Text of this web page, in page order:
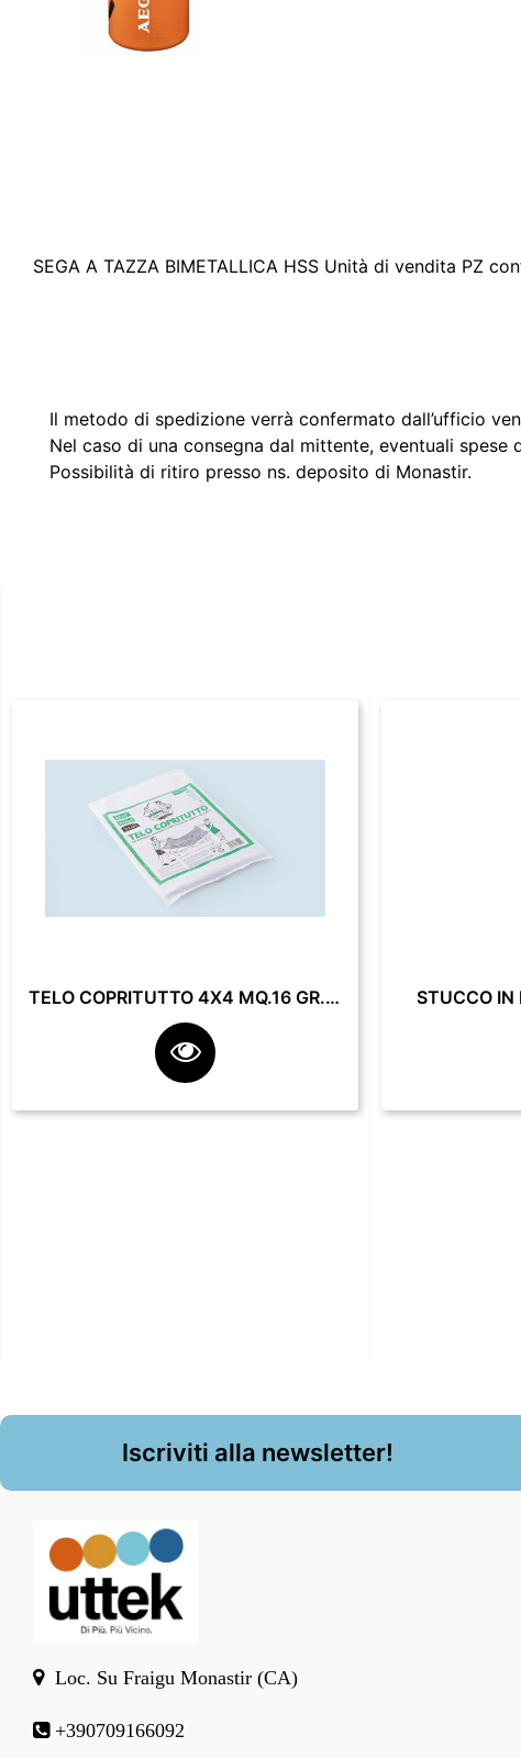
SEGA A TAZZA BIMETALLICA HSS Unità di vendita PZ
Il metodo di spedizione verrà confermato dall’ufficio
Nel caso di una consegna dal mittente, eventuali
Possibilità di ritiro presso ns. deposito di Monastir.
TELO COPRITUTTO 4X4 MQ.16 GR. 200** STUCCO
Iscriviti alla newsletter!
Loc. Su Fraigu Monastir (CA)
+390709166092